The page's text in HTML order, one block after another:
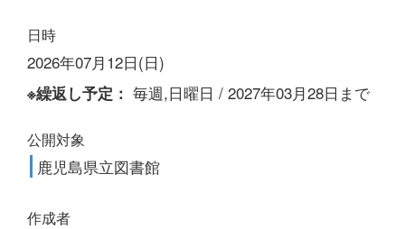
日時
2026年07月12日(日)
※繰返し予定： 毎週,日曜日 / 2027年03月28日まで
公開対象
鹿児島県立図書館
作成者